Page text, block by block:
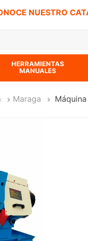
NUESTRO
HERRAMIENTAS
MANUALES
Maraga